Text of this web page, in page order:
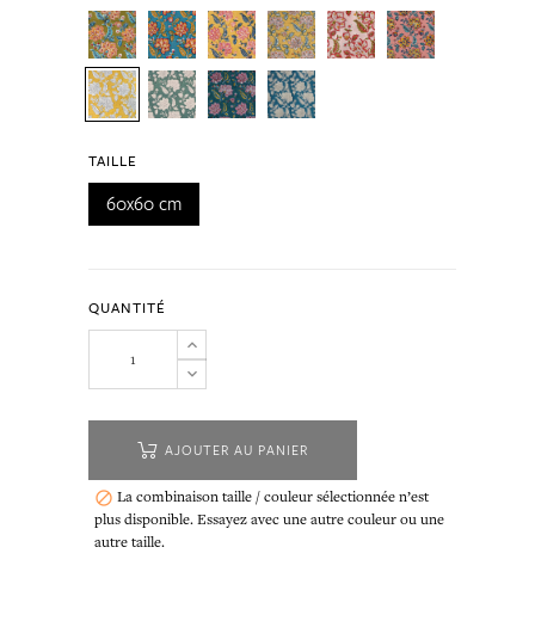
TAILLE
60x60 cm
QUANTITÉ
AJOUTER AU PANIER
 La combinaison taille / couleur sélectionnée n’est
plus disponible. Essayez avec une autre couleur ou une
autre taille.